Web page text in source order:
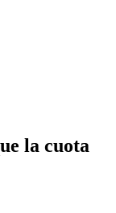
la cuota